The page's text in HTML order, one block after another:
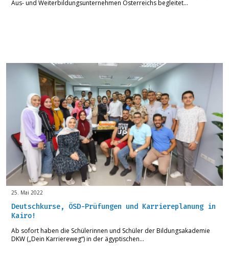
Aus- und Weiterbildungsunternehmen Österreichs begleitet…
25. Mai 2022
Deutschkurse, ÖSD-Prüfungen und Karriereplanung in
Kairo!
Ab sofort haben die Schülerinnen und Schüler der Bildungsakademie
DKW („Dein Karriereweg“) in der ägyptischen…